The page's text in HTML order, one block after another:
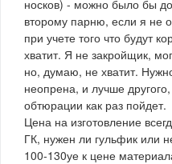
носков) - можно было бы
второму парню, если я не
при учете того что будут
хватит. Я не закройщик,
но, думаю, не хватит.
неопрена, и лучше
обтюрации как раз пойдет.
Цена на изготовление
ГК, нужен ли гульфик или
100-130уе к цене